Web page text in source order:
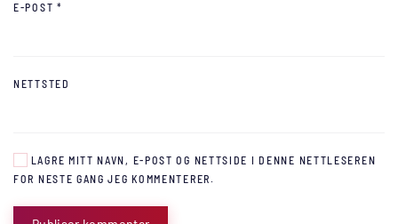
E-POST *
NETTSTED
LAGRE MITT NAVN, E-POST OG NETTSIDE I DENNE NETTLESEREN
FOR NESTE GANG JEG KOMMENTERER.